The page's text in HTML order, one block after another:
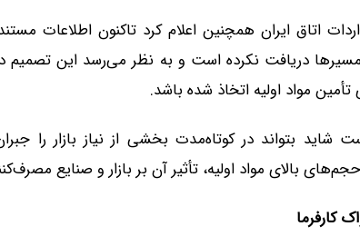
اتاق ایران همچنین اعلام کرد تاکنون اطلاعات
مسیرها دریافت نکرده است و به نظر می‌رسد این تصمیم
مواد اولیه اتخاذ شده باشد.
شاید بتواند در کوتاه‌مدت بخشی از نیاز بازار را
بالای مواد اولیه، تأثیر آن بر بازار و صنایع
کارفرما